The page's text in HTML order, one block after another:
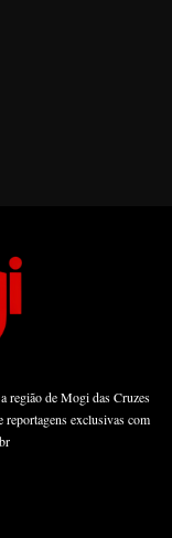
região de Mogi das Cruzes
reportagens exclusivas com